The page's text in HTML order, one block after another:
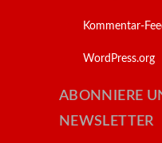
Kommentar-
WordPress.org
ABONNIERE
NEWSLETTER